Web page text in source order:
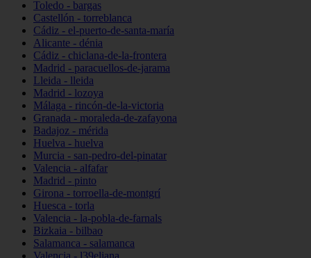
Toledo - bargas
Castellón - torreblanca
Cádiz - el-puerto-de-santa-maría
Alicante - dénia
Cádiz - chiclana-de-la-frontera
Madrid - paracuellos-de-jarama
Lleida - lleida
Madrid - lozoya
Málaga - rincón-de-la-victoria
Granada - moraleda-de-zafayona
Badajoz - mérida
Huelva - huelva
Murcia - san-pedro-del-pinatar
Valencia - alfafar
Madrid - pinto
Girona - torroella-de-montgrí
Huesca - torla
Valencia - la-pobla-de-farnals
Bizkaia - bilbao
Salamanca - salamanca
Valencia - l39eliana